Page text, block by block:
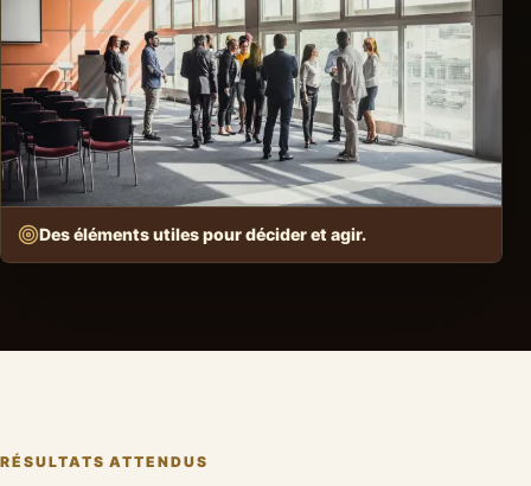
Des éléments utiles pour décider et agir.
RÉSULTATS ATTENDUS